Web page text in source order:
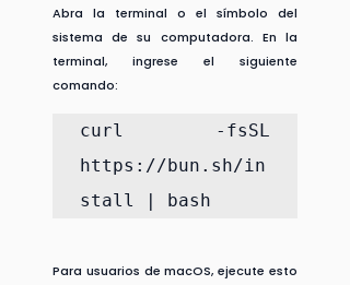
Abra la terminal o el símbolo del
sistema de su computadora. En la
terminal, ingrese el siguiente
comando:
curl -fsSL
https://bun.sh/in
stall | bash
Para usuarios de macOS, ejecute esto